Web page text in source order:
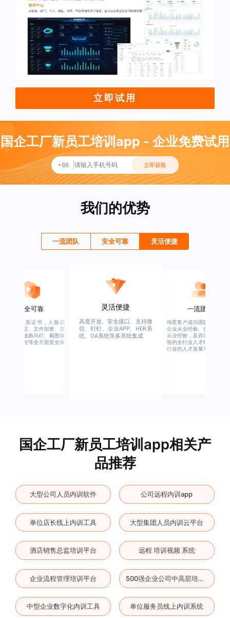
立即试用
国企工厂新员工培训app - 企业免费试用
+86 立即获取
我们的优势
一流团队 安全可靠 灵活便捷
安全可靠
业权威资质证书，人脸识
、设备绑定、文件加密、文
水印、播放跑马灯、截图保
、权限管控等全方面安全保
灵活便捷
高度开放、安全接口、支持微
信、钉钉、企业APP、HER系
统、OA系统等多系统集成
一流团队
绚星客户成功团队，由有多
企业从业经验、优秀培训机
从业经验，及咨询公司从业
验的全行业人才组成，涉猎
行业的人才发展与培养模块
国企工厂新员工培训app相关产
品推荐
大型公司人员内训软件 公司远程内训app
单位店长线上内训工具 大型集团人员内训云平台
酒店销售总监培训平台 远程 培训视频 系统
企业流程管理培训平台 500强企业公司中高层培训平台
中型企业数字化内训工具 单位服务员线上内训系统